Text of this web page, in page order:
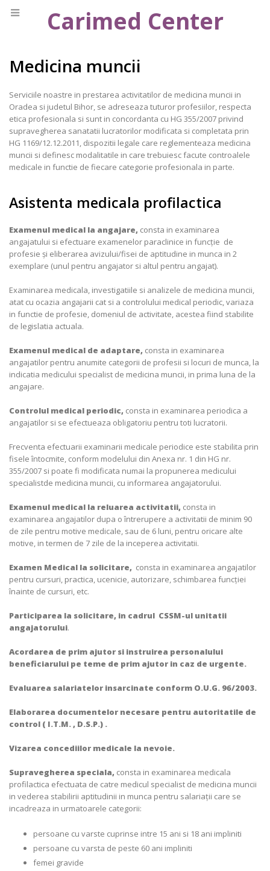
Carimed Center
Medicina muncii
Serviciile noastre in prestarea activitatilor de medicina muncii in
Oradea si judetul Bihor, se adreseaza tuturor profesiilor, respecta
etica profesionala si sunt in concordanta cu HG 355/2007 privind
supravegherea sanatatii lucratorilor modificata si completata prin
HG 1169/12.12.2011, dispozitii legale care reglementeaza medicina
muncii si definesc modalitatile in care trebuiesc facute controalele
medicale in functie de fiecare categorie profesionala in parte.
Asistenta medicala profilactica
Examenul medical la angajare, consta in examinarea
angajatului si efectuare examenelor paraclinice in funcție de
profesie și eliberarea avizului/fisei de aptitudine in munca in 2
exemplare (unul pentru angajator si altul pentru angajat).
Examinarea medicala, investigatiile si analizele de medicina muncii,
atat cu ocazia angajarii cat si a controlului medical periodic, variaza
in functie de profesie, domeniul de activitate, acestea fiind stabilite
de legislatia actuala.
Examenul medical de adaptare, consta in examinarea
angajatilor pentru anumite categorii de profesii si locuri de munca, la
indicatia medicului specialist de medicina muncii, in prima luna de la
angajare.
Controlul medical periodic, consta in examinarea periodica a
angajatilor si se efectueaza obligatoriu pentru toti lucratorii.
Frecventa efectuarii examinarii medicale periodice este stabilita prin
fisele întocmite, conform modelului din Anexa nr. 1 din HG nr.
355/2007 si poate fi modificata numai la propunerea medicului
specialistde medicina muncii, cu informarea angajatorului.
Examenul medical la reluarea activitatii, consta in
examinarea angajatilor dupa o întrerupere a activitatii de minim 90
de zile pentru motive medicale, sau de 6 luni, pentru oricare alte
motive, in termen de 7 zile de la inceperea activitatii.
Examen Medical la solicitare, consta in examinarea angajatilor
pentru cursuri, practica, ucenicie, autorizare, schimbarea funcției
înainte de cursuri, etc.
Participarea la solicitare, in cadrul CSSM-ul unitatii
angajatorului.
Acordarea de prim ajutor si instruirea personalului
beneficiarului pe teme de prim ajutor in caz de urgente.
Evaluarea salariatelor insarcinate conform O.U.G. 96/2003.
Elaborarea documentelor necesare pentru autoritatile de
control ( I.T.M. , D.S.P.) .
Vizarea concediilor medicale la nevoie.
Supravegherea speciala, consta in examinarea medicala
profilactica efectuata de catre medicul specialist de medicina muncii
in vederea stabilirii aptitudinii in munca pentru salariaţii care se
incadreaza in urmatoarele categorii:
persoane cu varste cuprinse intre 15 ani si 18 ani impliniti
persoane cu varsta de peste 60 ani impliniti
femei gravide